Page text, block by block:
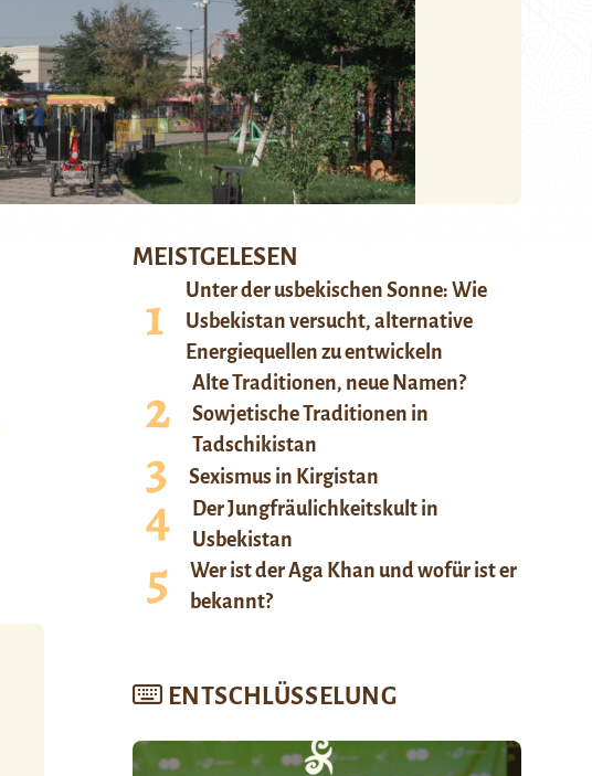
MEISTGELESEN
Unter der usbekischen Sonne: Wie
Usbekistan versucht, alternative
Energiequellen zu entwickeln
Alte Traditionen, neue Namen?
Sowjetische Traditionen in
Tadschikistan
Sexismus in Kirgistan
Der Jungfräulichkeitskult in
Usbekistan
Wer ist der Aga Khan und wofür ist er
bekannt?
ENTSCHLÜSSELUNG